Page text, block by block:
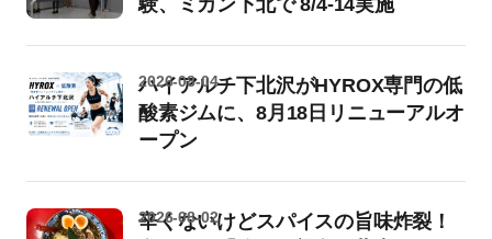
験、ミカン下北で 8/4-14実施
ハイアルチ下北沢がHYROX専門の低
酸素ジムに、8月18日リニューアルオ
ープン
2026-08-04
辛くないけどスパイスの旨味炸裂！
2026-08-02